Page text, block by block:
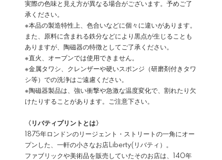
実際の色味と見え方が異なる場合がございます。予めご了
承ください。
※本品の製造特性上、色合いなどに個々に違いがあります。
また、原料に含まれる鉄分などにより黒点が生じることも
ありますが、陶磁器の特徴としてご了承ください。
※直火、オーブンでは使用できません。
※金属タワシ、クレンザーや硬いスポンジ（研磨剤付きタワ
シ等）での洗浄はご遠慮ください。
※陶磁器製品は、強い衝撃や急激な温度変化で、割れたり欠
けたりすることがあります。ご注意下さい。
〈リバティプリントとは〉
1875年ロンドンのリージェント・ストリートの一角にオー
プンした、一軒の小さなお店Liberty(リバティ）。
ファブリックや美術品を販売していたそのお店は、140年